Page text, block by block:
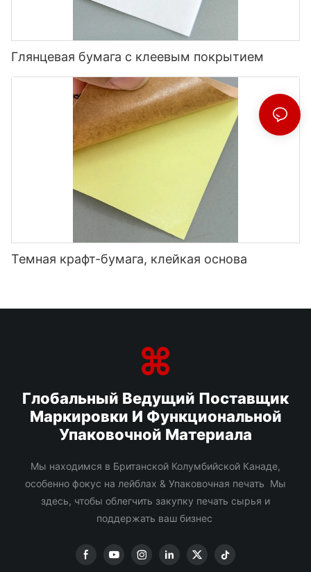
Глянцевая бумага с клеевым покрытием
Темная крафт-бумага, клейкая основа
Глобальный Ведущий Поставщик
Маркировки И Функциональной
Упаковочной Материала
Мы находимся в Британской Колумбийской Канаде,
особенно фокус на лейблах & Упаковочная печать Мы
здесь, чтобы облегчить закупку печать сырья и
поддержать ваш бизнес